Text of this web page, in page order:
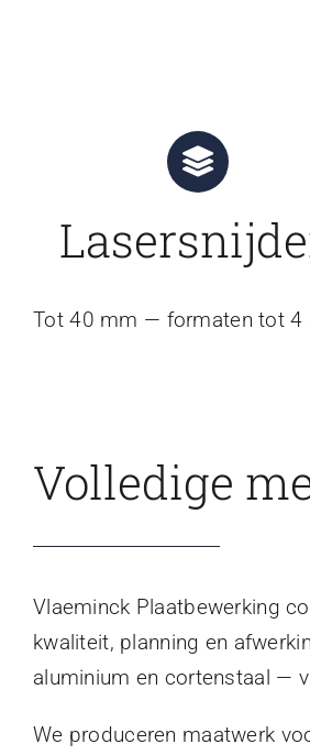
Tot 40 mm — formaten tot 4
Volledige
Vlaeminck Plaatbewerking
kwaliteit, planning en
aluminium en cortenstaal —
We produceren maatwerk